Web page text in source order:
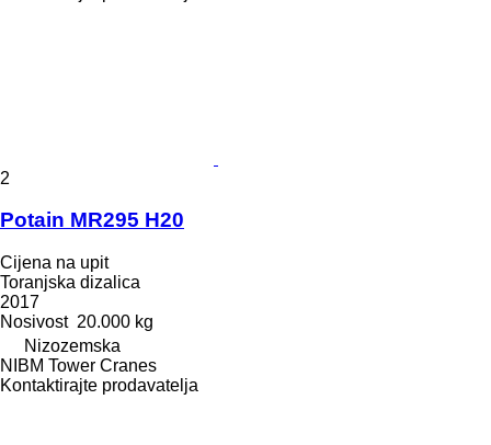
2
Potain MR295 H20
Cijena na upit
Toranjska dizalica
2017
Nosivost 20.000 kg
Nizozemska
NIBM Tower Cranes
Kontaktirajte prodavatelja